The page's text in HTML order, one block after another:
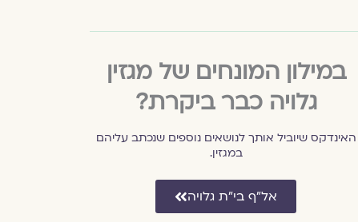
במילון המונחים של מגזין
גלויה כבר ביקרת?
האינדקס שיוביל אותך לנושאים נוספים שנכתב עליהם
במגזין.
אל״ף בי״ת גלויה